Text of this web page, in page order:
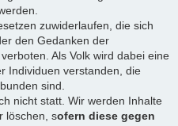
zuwiderlaufen, die sich
den Gedanken der
Als Volk wird dabei eine
Individuen verstanden, die
sind.
nicht statt. Wir werden Inhalte
löschen, sofern diese gegen